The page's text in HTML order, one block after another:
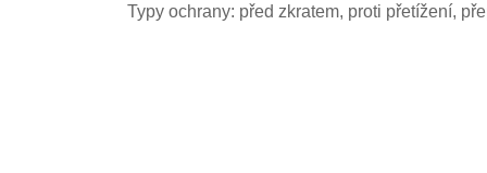
Typy ochrany: před zkratem, proti přetížení,